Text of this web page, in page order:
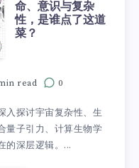
命、意识与复杂
性，是谁点了这道
菜？
read 0
入探讨宇宙复杂性、生
量子引力、计算生物学
的深层逻辑。...